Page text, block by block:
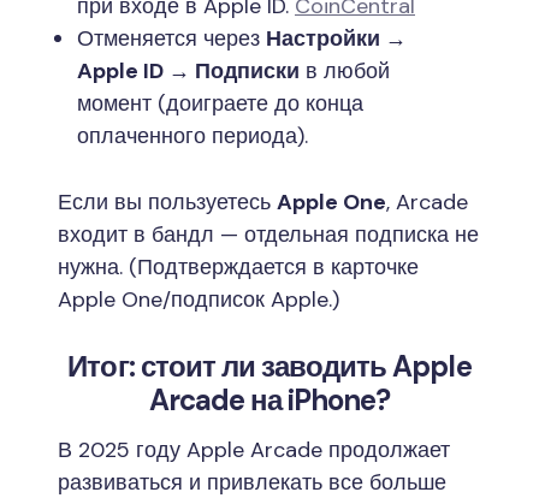
Отменяется через Настройки →
Apple ID → Подписки в любой
момент (доиграете до конца
оплаченного периода).
Если вы пользуетесь Apple One, Arcade
входит в бандл — отдельная подписка не
нужна. (Подтверждается в карточке
Apple One/подписок Apple.)
Итог: стоит ли заводить Apple
Arcade на iPhone?
В 2025 году Apple Arcade продолжает
развиваться и привлекать все больше